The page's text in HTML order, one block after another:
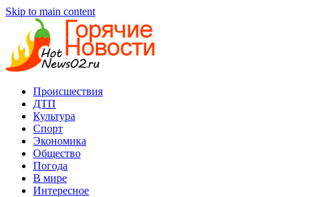
Skip to main content
Происшествия
ДТП
Культура
Спорт
Экономика
Общество
Погода
В мире
Интересное